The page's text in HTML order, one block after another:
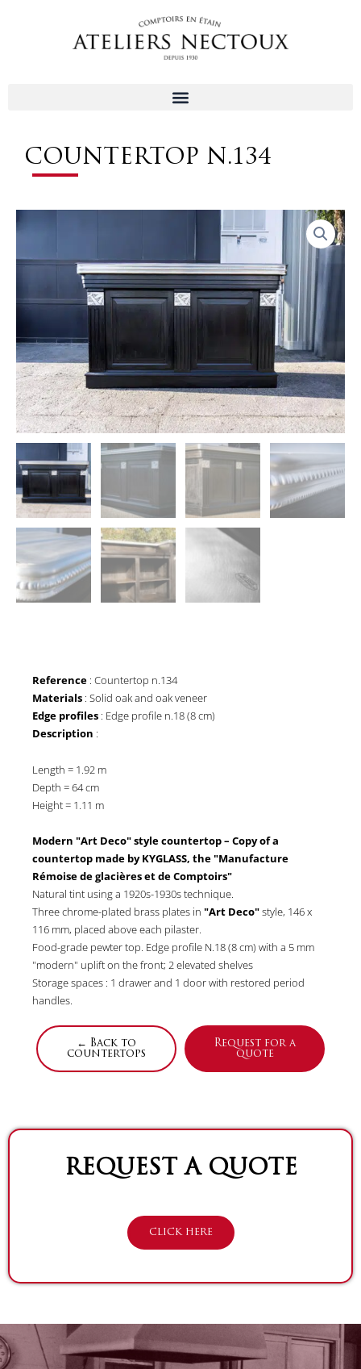
COUNTERTOP N.134
Reference : Countertop n.134
Materials : Solid oak and oak veneer
Edge profiles : Edge profile n.18 (8 cm)
Description :
Length = 1.92 m
Depth = 64 cm
Height = 1.11 m
Modern "Art Deco" style countertop – Copy of a
countertop made by KYGLASS, the "Manufacture
Rémoise de glacières et de Comptoirs"
Natural tint using a 1920s-1930s technique.
Three chrome-plated brass plates in "Art Deco"style, 146 x
116 mm, placed above each pilaster.
Food-grade pewter top. Edge profile N.18 (8 cm) with a 5 mm
"modern" uplift on the front; 2 elevated shelves
Storage spaces : 1 drawer and 1 door with restored period
handles.
← Back to
countertops
Request for a
quote
REQUEST A QUOTE
CLICK HERE